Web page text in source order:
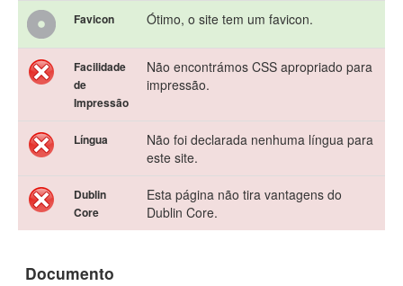
Favicon Ótimo, o site tem um favicon.
Facilidade
de
Impressão
Não encontrámos CSS apropriado para
impressão.
Língua
Não foi declarada nenhuma língua para
este site.
Dublin
Core
Esta página não tira vantagens do
Dublin Core.
Documento